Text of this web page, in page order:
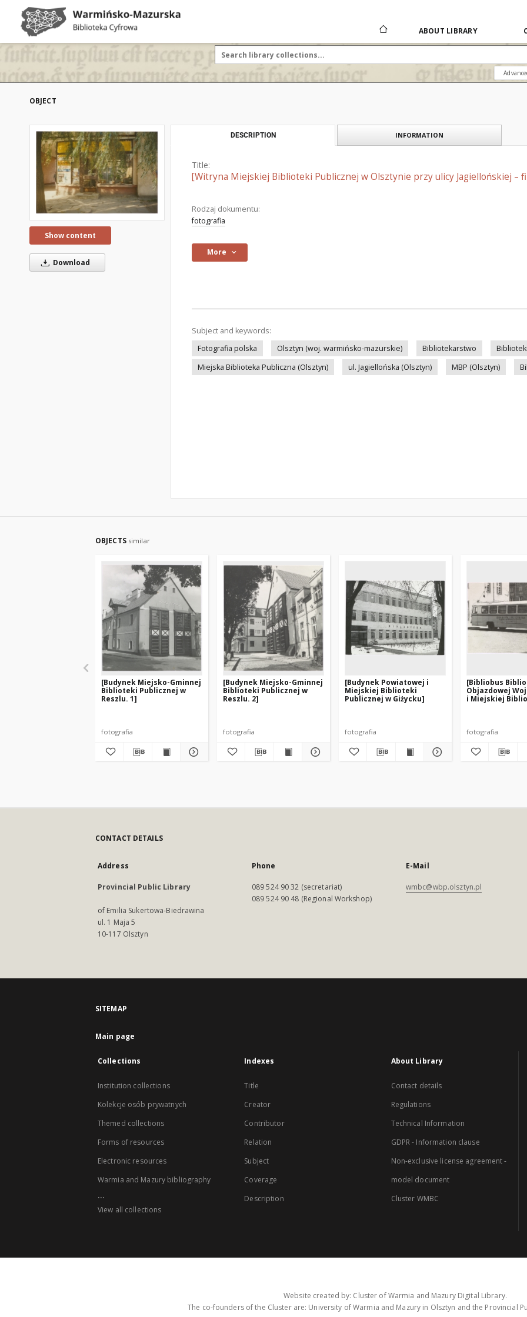
ABOUT LIBRARY
OBJECT
Show content
Download
DESCRIPTION INFORMATION
Title:
[Witryna Miejskiej Biblioteki Publicznej w Olsztynie przy ulicy Jagiellońskiej –
Rodzaj dokumentu:
fotografia
More
Subject and keywords:
Fotografia polska
Olsztyn (woj. warmińsko-mazurskie) Bibliotekarstwo
Miejska Biblioteka Publiczna (Olsztyn)
ul. Jagiellońska (Olsztyn) MBP (Olsztyn)
OBJECTS similar
[Budynek Miejsko-Gminnej
Biblioteki Publicznej w
Reszlu. 1]
fotografia
[Budynek Miejsko-Gminnej
Biblioteki Publicznej w
Reszlu. 2]
fotografia
[Budynek Powiatowej i
Miejskiej Biblioteki
Publicznej w Giżycku]
fotografia
[Bibliobus
Objazdowej
i Miejskiej
fotografia
CONTACT DETAILS
Address
Provincial Public Library
of Emilia Sukertowa-Biedrawina
ul. 1 Maja 5
10-117 Olsztyn
Phone
089 524 90 32 (secretariat)
089 524 90 48 (Regional Workshop)
E-Mail
wmbc@wbp.olsztyn.pl
SITEMAP
Main page
Collections
Institution collections
Kolekcje osób prywatnych
Themed collections
Forms of resources
Electronic resources
Warmia and Mazury bibliography
...
View all collections
Indexes
Title
Creator
Contributor
Relation
Subject
Coverage
Description
About Library
Contact details
Regulations
Technical Information
GDPR - Information clause
Non-exclusive license agreement -
model document
Cluster WMBC
Website created by: Cluster of Warmia and Mazury Digital Library.
The co-founders of the Cluster are: University of Warmia and Mazury in Olsztyn and the Provincial